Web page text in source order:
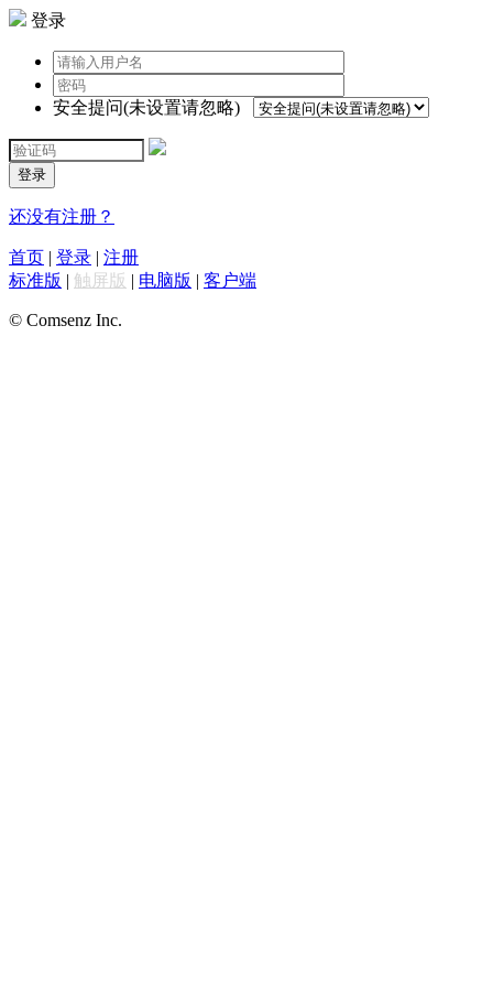
登录
安全提问(未设置请忽略)
登录
还没有注册？
首页 | 登录 | 注册
标准版 | 触屏版 | 电脑版 | 客户端
© Comsenz Inc.